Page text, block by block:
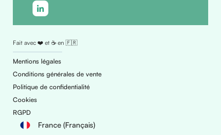
Fait avec ❤️ et ☕ en 🇫🇷
Mentions légales
Conditions générales de vente
Politique de confidentialité
Cookies
RGPD
France (Français)